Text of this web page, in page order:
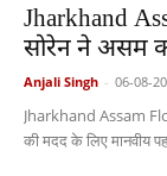
Jharkhand
सोरेन ने असम
Anjali Singh - 06-08-
Jharkhand Assam
की मदद के लिए मानवीय